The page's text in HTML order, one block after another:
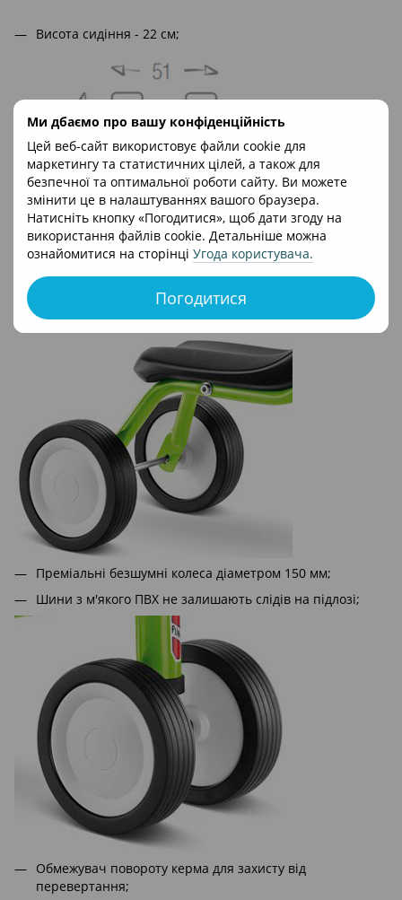
Ми дбаємо про вашу конфіденційність
Цей веб-сайт використовує файли cookie для
маркетингу та статистичних цілей, а також для
безпечної та оптимальної роботи сайту. Ви можете
змінити це в налаштуваннях вашого браузера.
Натисніть кнопку «Погодитися», щоб дати згоду на
використання файлів cookie. Детальніше можна
ознайомитися на сторінці Угода користувача.
Погодитися
Висота сидіння - 22 см;
Широка колісна база - 26 см;
Преміальні безшумні колеса діаметром 150 мм;
Шини з м'якого ПВХ не залишають слідів на підлозі;
Обмежувач повороту керма для захисту від
перевертання;